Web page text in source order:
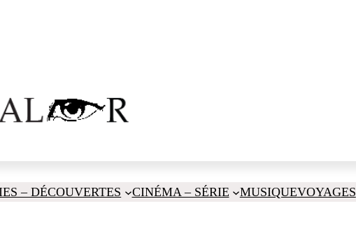
– DÉCOUVERTES CINÉMA – SÉRIE MUSIQUEVOYAGES